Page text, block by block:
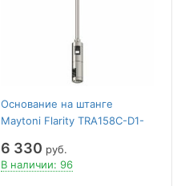
Основание на штанге
Maytoni Flarity TRA158C-D1-
6 330 руб.
В наличии: 96